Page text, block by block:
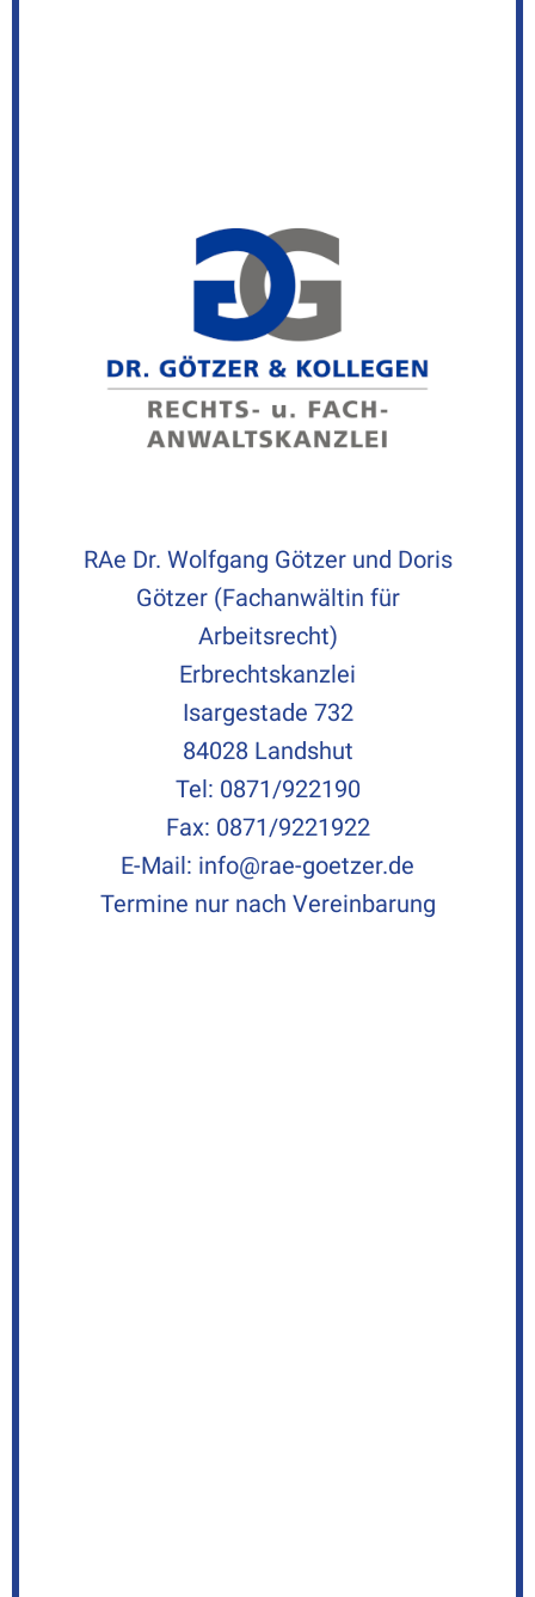
RAe Dr. Wolfgang Götzer und Doris
Götzer (Fachanwältin für
Arbeitsrecht)
Erbrechtskanzlei
Isargestade 732
84028 Landshut
Tel: 0871/922190
Fax: 0871/9221922
E-Mail: info@rae-goetzer.de
Termine nur nach Vereinbarung